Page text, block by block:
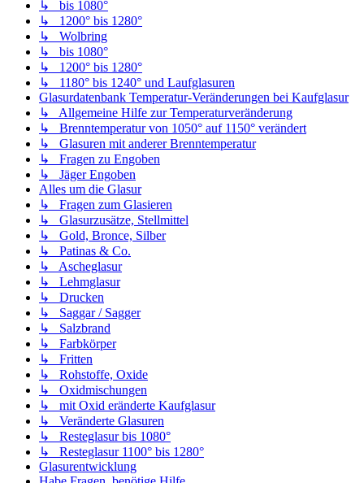
↳ bis 1080°
↳ 1200° bis 1280°
↳ Wolbring
↳ bis 1080°
↳ 1200° bis 1280°
↳ 1180° bis 1240° und Laufglasuren
Glasurdatenbank Temperatur-Veränderungen bei Kaufglasur
↳ Allgemeine Hilfe zur Temperaturveränderung
↳ Brenntemperatur von 1050° auf 1150° verändert
↳ Glasuren mit anderer Brenntemperatur
↳ Fragen zu Engoben
↳ Jäger Engoben
Alles um die Glasur
↳ Fragen zum Glasieren
↳ Glasurzusätze, Stellmittel
↳ Gold, Bronce, Silber
↳ Patinas & Co.
↳ Ascheglasur
↳ Lehmglasur
↳ Drucken
↳ Saggar / Sagger
↳ Salzbrand
↳ Farbkörper
↳ Fritten
↳ Rohstoffe, Oxide
↳ Oxidmischungen
↳ mit Oxid eränderte Kaufglasur
↳ Veränderte Glasuren
↳ Resteglasur bis 1080°
↳ Resteglasur 1100° bis 1280°
Glasurentwicklung